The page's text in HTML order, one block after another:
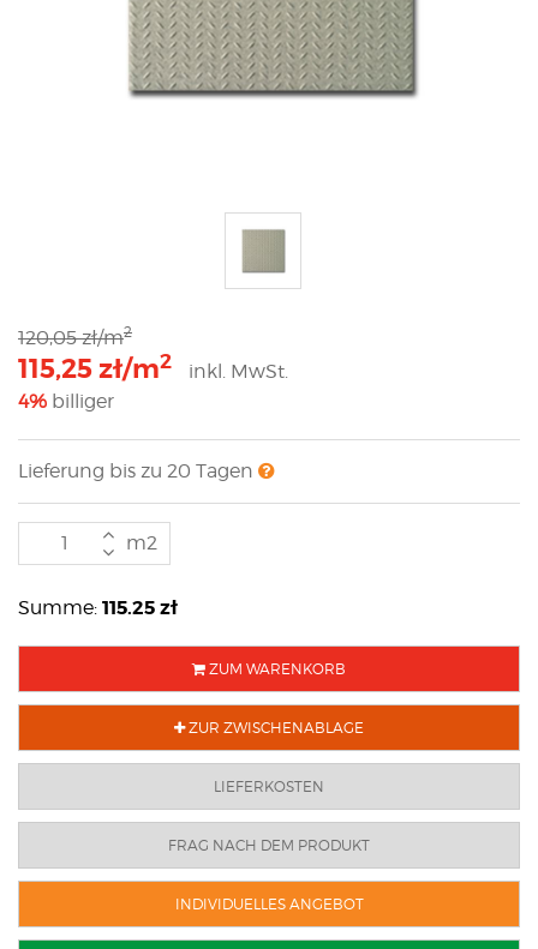
120,05 zł/m2
115,25 zł/m2
inkl. MwSt.
4% billiger
Lieferung bis zu 20 Tagen
m2
Summe: 115.25zł
ZUM WARENKORB
ZUR ZWISCHENABLAGE
LIEFERKOSTEN
FRAG NACH DEM PRODUKT
INDIVIDUELLES ANGEBOT